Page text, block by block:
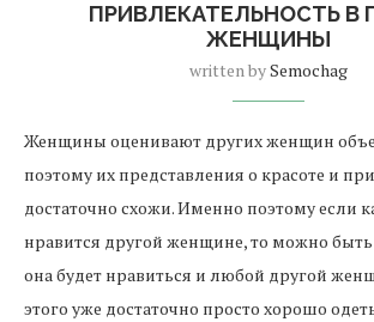
ПРИВЛЕКАТЕЛЬНОСТЬ В
ЖЕНЩИНЫ
written bySemochag
Женщины оценивают других женщин
поэтому их представления о красоте и
достаточно схожи. Именно поэтому если
нравится другой женщине, то можно
она будет нравиться и любой другой
этого уже достаточно просто хорошо